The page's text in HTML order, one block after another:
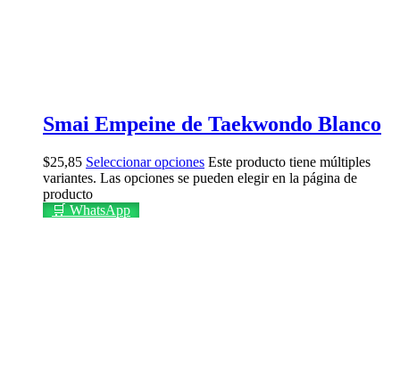
Smai Empeine de Taekwondo Blanco
$25,85 Seleccionar opciones Este producto tiene múltiples
variantes. Las opciones se pueden elegir en la página de
producto
🛒 WhatsApp